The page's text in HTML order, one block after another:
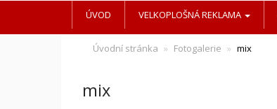
ÚVOD VELKOPLOŠNÁ REKLAMA
Úvodní stránka Fotogalerie mix
mix